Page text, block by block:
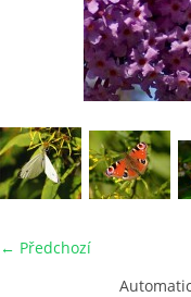
← Předchozí